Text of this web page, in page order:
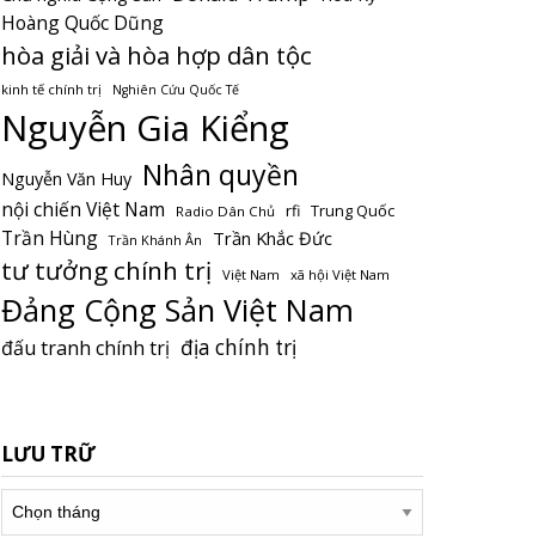
Hoàng Quốc Dũng
hòa giải và hòa hợp dân tộc
kinh tế chính trị Nghiên Cứu Quốc Tế
Nguyễn Gia Kiểng
Nguyễn Văn Huy Nhân quyền
nội chiến Việt Nam Radio Dân Chủ rfi Trung Quốc
Trần Hùng Trần Khánh Ân Trần Khắc Đức
tư tưởng chính trị Việt Nam xã hội Việt Nam
Đảng Cộng Sản Việt Nam
đấu tranh chính trị địa chính trị
LƯU TRỮ
Lưu
trữ